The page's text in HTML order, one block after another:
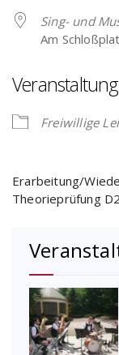
Sing- und
Am
Freiwillige
Erarbeitung/
Theorieprüfung